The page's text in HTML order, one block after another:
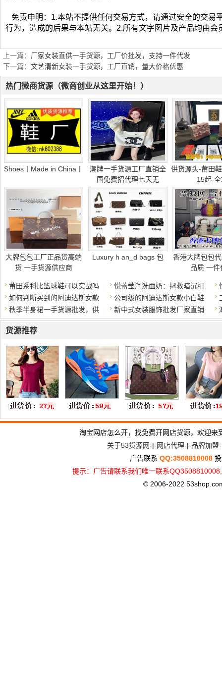
免责申明：1.本站不提供任何交易方式，请通过安全的交易
行为，造成的后果与本站无关。2.所有文字图片及产品均由
上一篇： 厂家女装直供一手货源，工厂价批发，支持一件代发
下一篇： 文艺清新女装一手货源，工厂直销，量大价格优惠
热门微商货源（微商创业从这里开始！）
Shoes丨Made in China丨
潮牌一手货源工厂直销全
国免费招代理七天无
供货源头-莆田
15起-
大牌包包工厂正品货高端
货 一手货源供应商
Luxury h an_d bags 包
香港大牌包包
品质 一件
莆田系科比篮球鞋可以实战吗 悦蕾莹润洗面奶：拯救暗沉粗
如何判断买到的阿迪达斯女款
公司级的阿迪达斯女款小白鞋
秋季半身裙一手货源批发，供
新中式女装服饰批发厂家直销
货源推荐
淘宝网店怎么开，找免费开网店货源，欢迎
关于53货源网-|-网店代理-|-品牌加盟
广告联系 QQ:3508810008
提示：广告请联系我们唯一联系
© 2006-2022